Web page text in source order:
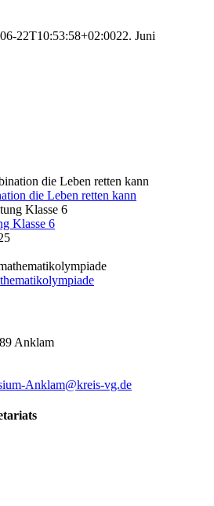
22T10:53:58+02:0022. Juni
die Leben retten kann
Klasse 6
Anklam
Anklam@kreis-vg.de